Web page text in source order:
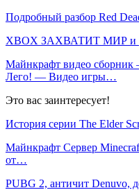
Подробный разбор Red
XBOX ЗАХВАТИТ МИР и
Майнкрафт видео сборник
Лего! — Видео игры…
Это вас заинтересует!
История серии The Elder
Майнкрафт Сервер
от…
PUBG 2, античит Denuvo,